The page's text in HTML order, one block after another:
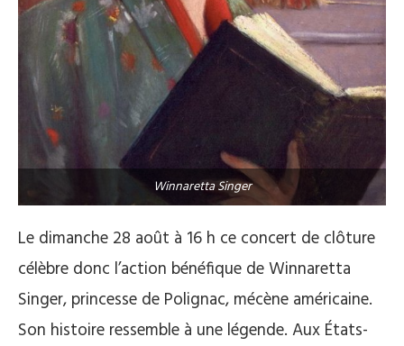
Winnaretta Singer
Le dimanche 28 août à 16 h ce concert de clôture
célèbre donc l’action bénéfique de Winnaretta
Singer, princesse de Polignac, mécène américaine.
Son histoire ressemble à une légende. Aux États-